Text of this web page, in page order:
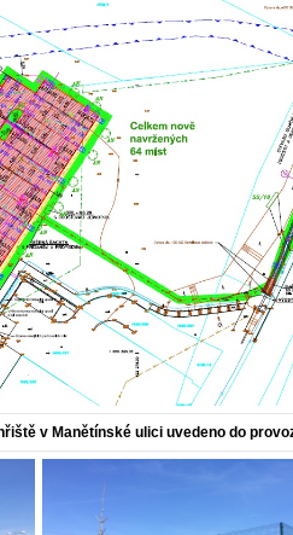
v Manětínské ulici uvedeno do